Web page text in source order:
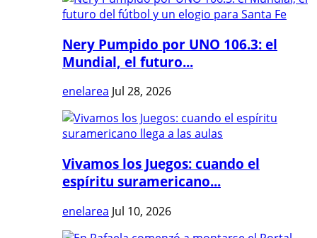
Nery Pumpido por UNO 106.3: el
Mundial, el futuro...
enelarea Jul 28, 2026
Vivamos los Juegos: cuando el
espíritu suramericano...
enelarea Jul 10, 2026